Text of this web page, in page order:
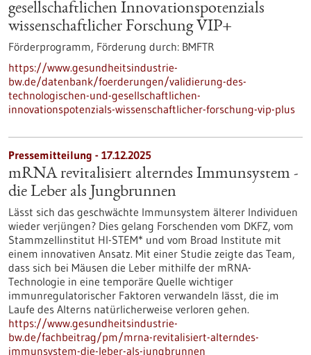
gesellschaftlichen Innovationspotenzials
wissenschaftlicher Forschung VIP+
Förderprogramm, Förderung durch: BMFTR
https://www.gesundheitsindustrie-
bw.de/datenbank/foerderungen/validierung-des-
technologischen-und-gesellschaftlichen-
innovationspotenzials-wissenschaftlicher-forschung-vip-plus
Pressemitteilung - 17.12.2025
mRNA revitalisiert alterndes Immunsystem -
die Leber als Jungbrunnen
Lässt sich das geschwächte Immunsystem älterer Individuen
wieder verjüngen? Dies gelang Forschenden vom DKFZ, vom
Stammzellinstitut HI-STEM* und vom Broad Institute mit
einem innovativen Ansatz. Mit einer Studie zeigte das Team,
dass sich bei Mäusen die Leber mithilfe der mRNA-
Technologie in eine temporäre Quelle wichtiger
immunregulatorischer Faktoren verwandeln lässt, die im
Laufe des Alterns natürlicherweise verloren gehen.
https://www.gesundheitsindustrie-
bw.de/fachbeitrag/pm/mrna-revitalisiert-alterndes-
immunsystem-die-leber-als-jungbrunnen